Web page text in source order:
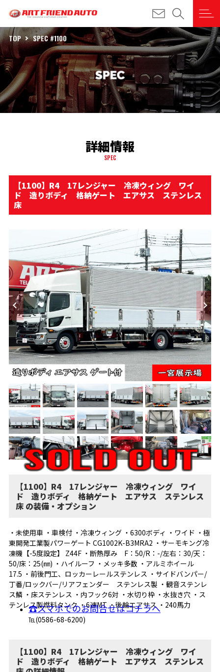
TOP SPEC #1100
詳細情報
SPEC
【1100】R4 17レンジャー 冷凍ウィング ワイ
ド 造りボディ 格納ゲート エアサス ステンレス
床
【1100】R4 17レンジャー 冷凍ウィング ワイ
ド 造りボディ 格納ゲート エアサス ステンレス
床 の装備・オプション
・未使用車 ・車検付 ・冷凍ウィング ・6300ボディ ・ワイド ・極
東開発工業製パワーゲート CG1002K-B3MRA2 ・サーモキング冷
凍機【-5度設定】 Z44F ・断熱厚み F：50/R：-/左右：30/天：
50/床：25(㎜) ・ハイルーフ ・メッキ多数 ・アルミホイール
17.5 ・前後門工、ロッカーレールステンレス ・サイドバンパー/
丁番/ロックバー/リアフェンダー ステンレス製 ・観音ステンレ
ス鱗 ・床ステンレス ・内フック6対 ・水切り枠 ・水抜き穴 ・ス
テンレス製燃料タンク ・6速MT ・後輪エアサス ・240馬力
☎スマホでのお問合せはコチラへ
℡(0586-68-6200)
【1100】R4 17レンジャー 冷凍ウィング ワイ
ド 造りボディ 格納ゲート エアサス ステンレス